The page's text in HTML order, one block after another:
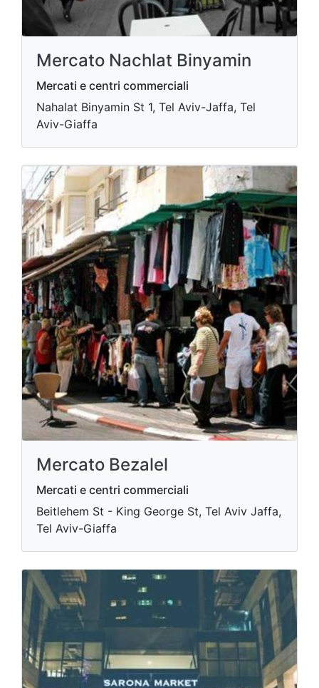
Mercato Nachlat Binyamin
Mercati e centri commerciali
Nahalat Binyamin St 1, Tel Aviv-Jaffa, Tel
Aviv-Giaffa
Mercato Bezalel
Mercati e centri commerciali
Beitlehem St - King George St, Tel Aviv Jaffa,
Tel Aviv-Giaffa